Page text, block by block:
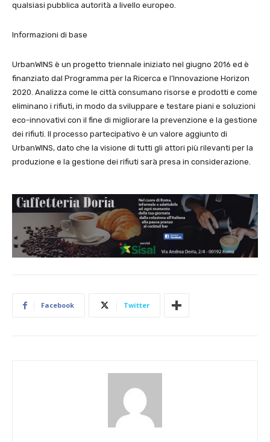
qualsiasi pubblica autorità a livello europeo.
Informazioni di base
UrbanWINS è un progetto triennale iniziato nel giugno 2016 ed è
finanziato dal Programma per la Ricerca e l’Innovazione Horizon
2020. Analizza come le città consumano risorse e prodotti e come
eliminano i rifiuti, in modo da sviluppare e testare piani e soluzioni
eco-innovativi con il fine di migliorare la prevenzione e la gestione
dei rifiuti. Il processo partecipativo è un valore aggiunto di
UrbanWINS, dato che la visione di tutti gli attori più rilevanti per la
produzione e la gestione dei rifiuti sarà presa in considerazione.
Facebook Twitter